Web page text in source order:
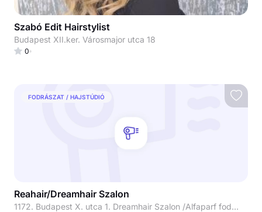
Szabó Edit Hairstylist
Budapest XII.ker. Városmajor utca 18
0
FODRÁSZAT / HAJSTÚDIÓ
Reahair/Dreamhair Szalon
1172. Budapest X. utca 1. Dreamhair Szalon /Alfaparf fodrászat (Skylux /Luxoya mellett)